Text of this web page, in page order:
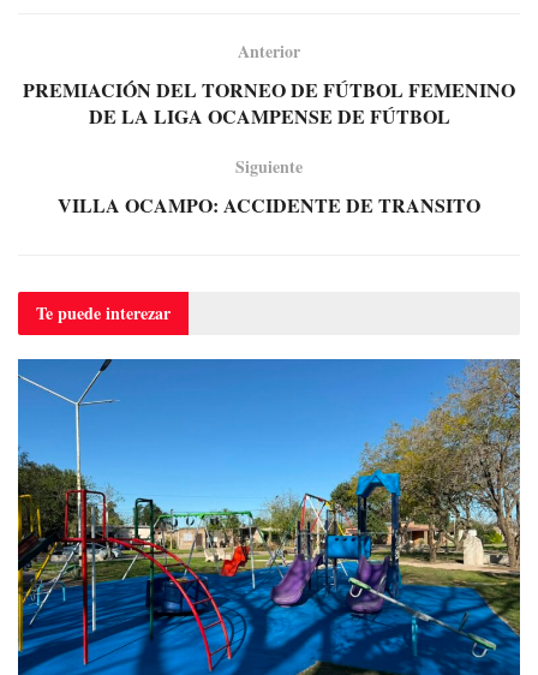
Anterior
PREMIACIÓN DEL TORNEO DE FÚTBOL FEMENINO
DE LA LIGA OCAMPENSE DE FÚTBOL
Siguiente
VILLA OCAMPO: ACCIDENTE DE TRANSITO
Te puedeinterezar